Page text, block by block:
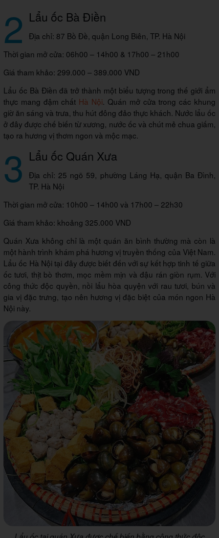
2 Lẩu ốc Bà Điền
Địa chỉ: 87 Bồ Đề, quận Long Biên, TP. Hà Nội
Thời gian mở cửa: 06h00 – 14h00 & 17h00 – 21h00
Giá tham khảo: 299.000 – 389.000 VND
Lẩu ốc Bà Điền đã trở thành một biểu tượng trong thế giới ẩm
thực mang đậm chất Hà Nội. Quán mở cửa trong các khung
giờ ăn sáng và trưa, thu hút đông đảo thực khách. Nước lẩu ốc
ở đây được chế biến từ xương, nước ốc và chút mẻ chua giấm,
tạo ra hương vị thơm ngon và mộc mạc.
3 Lẩu ốc Quán Xưa
Địa chỉ: 25 ngõ 59, phường Láng Hạ, quận Ba Đình,
TP. Hà Nội
Thời gian mở cửa: 10h00 – 14h00 và 17h00 – 22h30
Giá tham khảo: khoảng 325.000 VND
Quán Xưa không chỉ là một quán ăn bình thường mà còn là
một hành trình khám phá hương vị truyền thống của Việt Nam.
Lẩu ốc Hà Nội tại đây được biết đến với sự kết hợp tinh tế giữa
ốc tươi, thịt bò thơm, mọc mềm mịn và đậu rán giòn rụm. Với
công thức độc quyền, nồi lẩu hòa quyện với rau tươi, bún và
gia vị đặc trưng, tạo nên hương vị đặc biệt của món ngon Hà
Nội này.